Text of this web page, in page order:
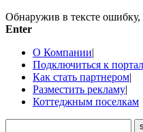
Обнаружив в тексте
Enter
О Компании|
Подключиться к
Как стать партнером|
Разместить рекламу|
Коттеджным поселкам